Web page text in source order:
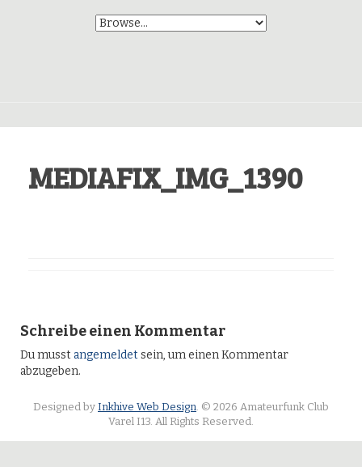
MEDIAFIX_IMG_1390
Schreibe einen Kommentar
Du musst angemeldetsein, um einen Kommentar
abzugeben.
Designed by Inkhive Web Design. © 2026 Amateurfunk Club
Varel I13. All Rights Reserved.